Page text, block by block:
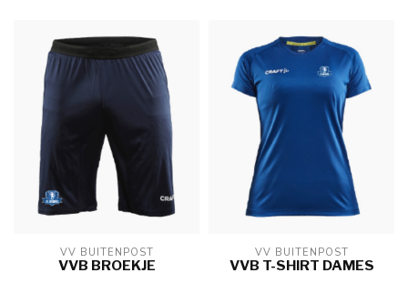
VV BUITENPOST
VVB BROEKJE
VV BUITENPOST
VVB T-SHIRT DAMES